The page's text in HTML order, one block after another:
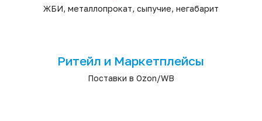
ЖБИ, металлопрокат, сыпучие, негабарит
Ритейл и Маркетплейсы
Поставки в Ozon/WB